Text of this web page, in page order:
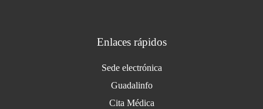
Enlaces rápidos
Sede electrónica
Guadalinfo
Cita Médica